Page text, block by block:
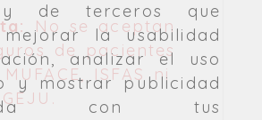
y de terceros que
la usabilidad
analizar el uso
y mostrar publicidad
con tus
No se aceptan
de pacientes
ISFAS ni